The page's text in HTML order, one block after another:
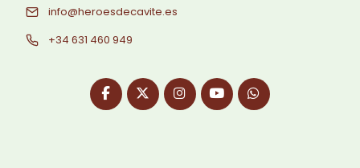
info@heroesdecavite.es
+34 631 460 949